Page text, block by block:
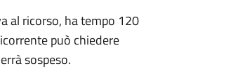
al ricorso, ha tempo 120
può chiedere
sospeso.